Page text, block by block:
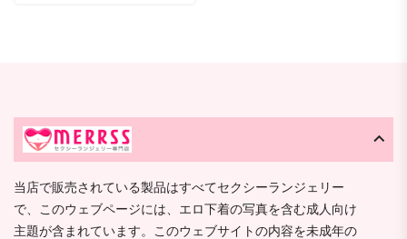
当店で販売されている製品はすべてセクシーランジェリー
で、このウェブページには、エロ下着の写真を含む成人向け
主題が含まれています。このウェブサイトの内容を未成年の